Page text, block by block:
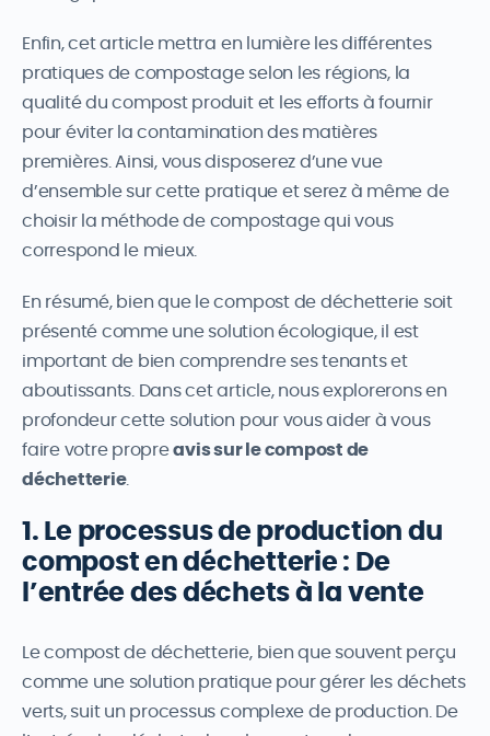
Enfin, cet article mettra en lumière les différentes
pratiques de compostage selon les régions, la
qualité du compost produit et les efforts à fournir
pour éviter la contamination des matières
premières. Ainsi, vous disposerez d’une vue
d’ensemble sur cette pratique et serez à même de
choisir la méthode de compostage qui vous
correspond le mieux.
En résumé, bien que le compost de déchetterie soit
présenté comme une solution écologique, il est
important de bien comprendre ses tenants et
aboutissants. Dans cet article, nous explorerons en
profondeur cette solution pour vous aider à vous
faire votre propreavis sur le compost de
déchetterie.
1. Le processus de production du
compost en déchetterie : De
l’entrée des déchets à la vente
Le compost de déchetterie, bien que souvent perçu
comme une solution pratique pour gérer les déchets
verts, suit un processus complexe de production. De